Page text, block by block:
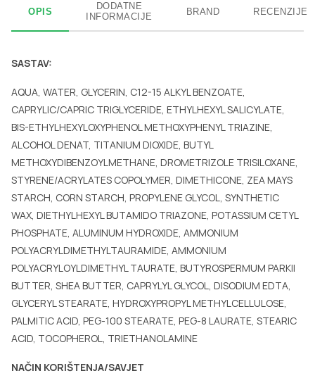
OPIS
DODATNE
INFORMACIJE
BRAND RECENZIJE
SASTAV:
AQUA, WATER, GLYCERIN, C12-15 ALKYL BENZOATE,
CAPRYLIC/CAPRIC TRIGLYCERIDE, ETHYLHEXYL SALICYLATE,
BIS-ETHYLHEXYLOXYPHENOL METHOXYPHENYL TRIAZINE,
ALCOHOL DENAT, TITANIUM DIOXIDE, BUTYL
METHOXYDIBENZOYLMETHANE, DROMETRIZOLE TRISILOXANE,
STYRENE/ACRYLATES COPOLYMER, DIMETHICONE, ZEA MAYS
STARCH, CORN STARCH, PROPYLENE GLYCOL, SYNTHETIC
WAX, DIETHYLHEXYL BUTAMIDO TRIAZONE, POTASSIUM CETYL
PHOSPHATE, ALUMINUM HYDROXIDE, AMMONIUM
POLYACRYLDIMETHYLTAURAMIDE, AMMONIUM
POLYACRYLOYLDIMETHYL TAURATE, BUTYROSPERMUM PARKII
BUTTER, SHEA BUTTER, CAPRYLYL GLYCOL, DISODIUM EDTA,
GLYCERYL STEARATE, HYDROXYPROPYL METHYLCELLULOSE,
PALMITIC ACID, PEG-100 STEARATE, PEG-8 LAURATE, STEARIC
ACID, TOCOPHEROL, TRIETHANOLAMINE
NAČIN KORIŠTENJA/SAVJET